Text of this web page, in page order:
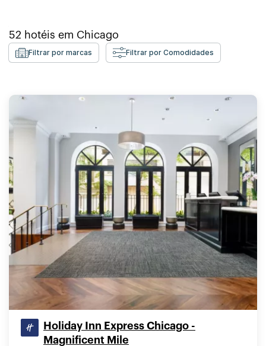
52 hotéis em Chicago
Filtrar por marcas Filtrar por Comodidades
Holiday Inn Express Chicago -
Magnificent Mile